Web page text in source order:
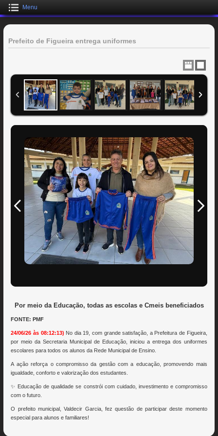
Menu
Prefeito de Figueira entrega uniformes
Por meio da Educação, todas as escolas e Cmeis beneficiados
FONTE: PMF
24/06/26 às 08:12:13) No dia 19, com grande satisfação, a Prefeitura de Figueira,
por meio da Secretaria Municipal de Educação, iniciou a entrega dos uniformes
escolares para todos os alunos da Rede Municipal de Ensino.
A ação reforça o compromisso da gestão com a educação, promovendo mais
igualdade, conforto e valorização dos estudantes.
✨ Educação de qualidade se constrói com cuidado, investimento e compromisso
com o futuro.
O prefeito municipal, Valdecir Garcia, fez questão de participar deste momento
especial para alunos e familiares!